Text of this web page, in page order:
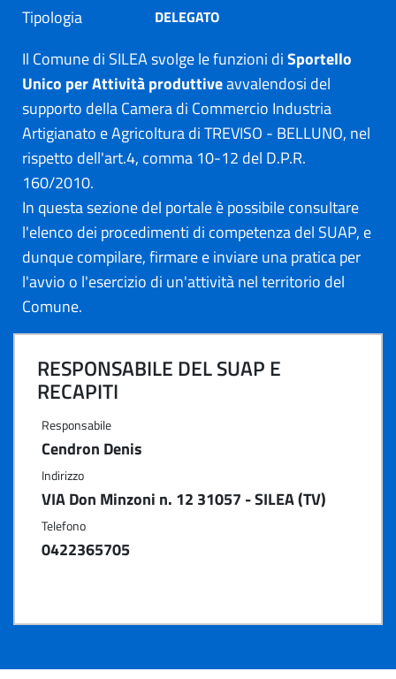
Tipologia DELEGATO
Il Comune di SILEA svolge le funzioni diSportello
Unico per Attività produttiveavvalendosi del
supporto della Camera di Commercio Industria
Artigianato e Agricoltura di TREVISO - BELLUNO, nel
rispetto dell'art.4, comma 10-12 del D.P.R.
160/2010.
In questa sezione del portale è possibile consultare
l'elenco dei procedimenti di competenza del SUAP, e
dunque compilare, firmare e inviare una pratica per
l'avvio o l'esercizio di un'attività nel territorio del
Comune.
RESPONSABILE DEL SUAP E
RECAPITI
Responsabile
Cendron Denis
Indirizzo
VIA Don Minzoni n. 12 31057 - SILEA (TV)
Telefono
0422365705